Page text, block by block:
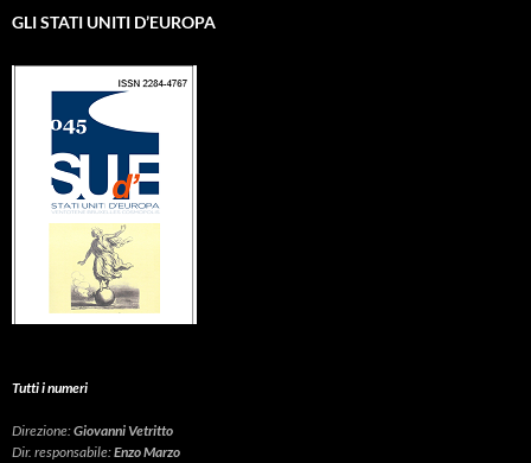
GLI STATI UNITI D’EUROPA
Tutti i numeri
Direzione:Giovanni Vetritto
Dir. responsabile:Enzo Marzo